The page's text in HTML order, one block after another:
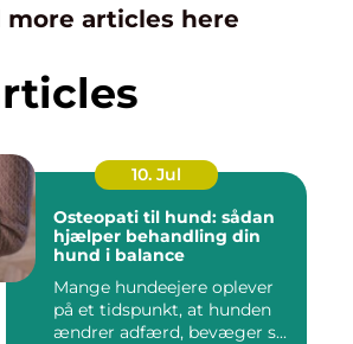
more articles here
10. Jul
Osteopati til hund: sådan
hjælper behandling din
hund i balance
Mange hundeejere oplever
på et tidspunkt, at hunden
ændrer adfærd, bevæger s...